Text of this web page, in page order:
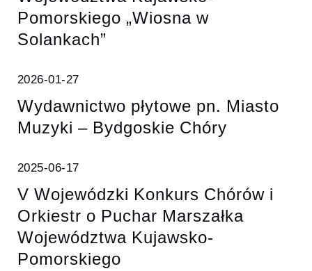
Pomorskiego „Wiosna w
Solankach”
2026-01-27
Wydawnictwo płytowe pn. Miasto
Muzyki – Bydgoskie Chóry
2025-06-17
V Wojewódzki Konkurs Chórów i
Orkiestr o Puchar Marszałka
Województwa Kujawsko-
Pomorskiego